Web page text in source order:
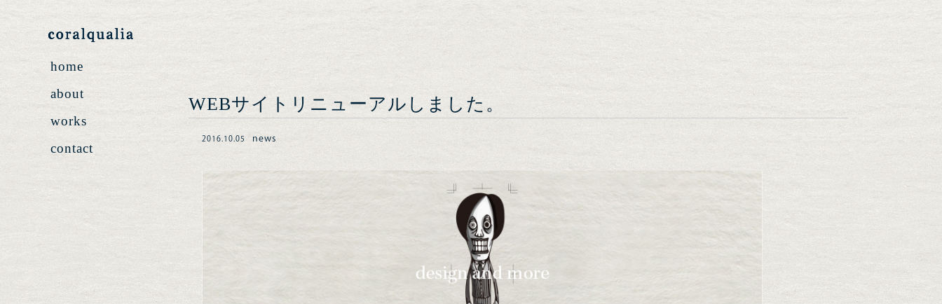
home
about
works
contact
WEBサイトリニューアルしました。
2016.10.05 news